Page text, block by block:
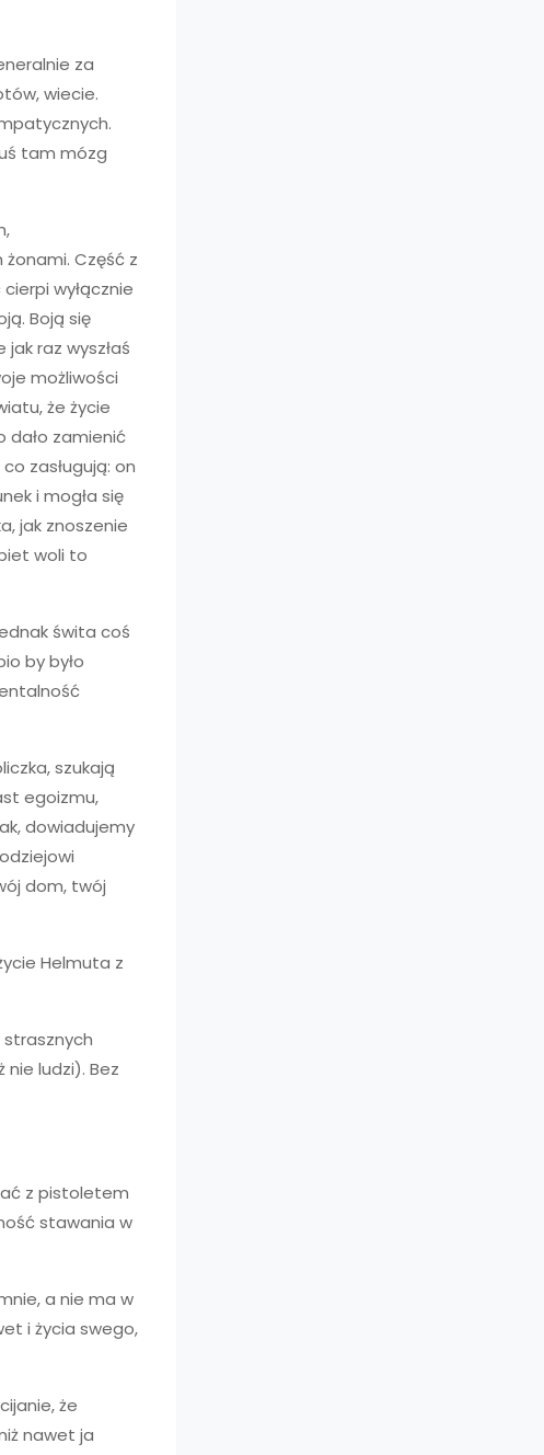
za
wiecie.
tam mózg
Część z
wyłącznie
Boją się
raz wyszłaś
możliwości
że życie
dało zamienić
zasługują: on
i mogła się
jak znoszenie
woli to
świta coś
by było
szukają
egoizmu,
dowiadujemy
dom, twój
Helmuta z
ludzi). Bez
z pistoletem
stawania w
a nie ma w
i życia swego,
że
nawet ja